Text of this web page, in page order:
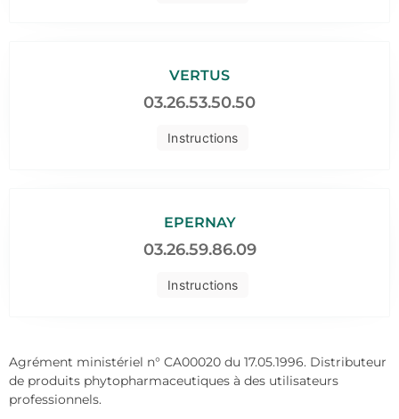
Instructions
VERTUS
03.26.53.50.50
Instructions
EPERNAY
03.26.59.86.09
Agrément ministériel n° CA00020 du 17.05.1996. Distributeur
de produits phytopharmaceutiques à des utilisateurs
professionnels.